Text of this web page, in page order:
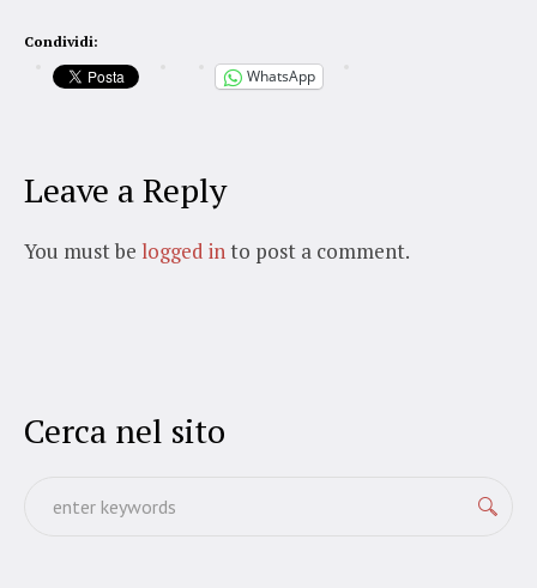
Condividi:
WhatsApp
Leave a Reply
You must be logged in to post a comment.
Cerca nel sito